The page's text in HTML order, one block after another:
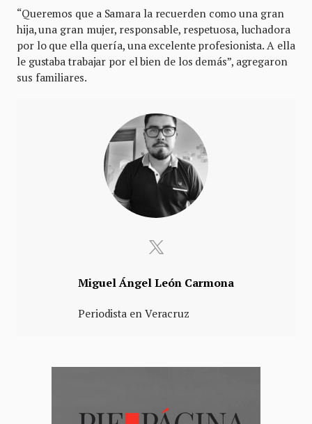
“Queremos que a Samara la recuerden como una gran
hija, una gran mujer, responsable, respetuosa, luchadora
por lo que ella quería, una excelente profesionista. A ella
le gustaba trabajar por el bien de los demás”, agregaron
sus familiares.
Miguel Ángel León Carmona
Periodista en Veracruz